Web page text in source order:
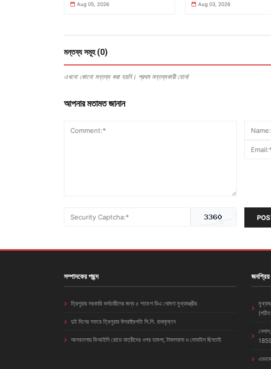
Aug 05, 2026 Aug 03, 2026
মন্তব্য সমূহ (0)
এখনো কোনো মন্তব্য করা হয়নি। প্রথম মন্তব্যকারী হোন!
আপনার মতামত জানান
সম্পাদকের পছন্দ
ত্রিপুরার সরকারি কর্মচারীদের জন্য ৫ শতাংশ ডিএ ঘোষণা মুখ্যমন্ত্রীর
দুই দিনের সফরে ত্রিপুরায় উপরাষ্ট্রপতি সি.পি. রাধাকৃষ্ণন
আগরতলায় ভিআইপি রোডে যাত্রীদের ওপর হামলা, টাকাপয়সা ও মোবাইল ছিনতাই
এডহক